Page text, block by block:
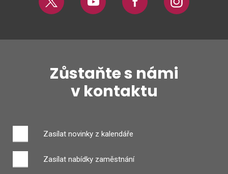
Twitter Youtube Facebook Instagram
Zůstaňte s námi
v kontaktu
Zasílat novinky z kalendáře
Zasílat nabídky zaměstnání